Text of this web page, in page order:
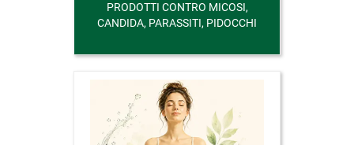
PRODOTTI CONTRO MICOSI,
CANDIDA, PARASSITI, PIDOCCHI